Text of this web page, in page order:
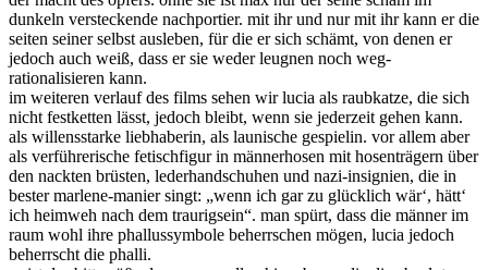
dunkeln versteckende nachportier. mit ihr und nur mit ihr kann er die
seiten seiner selbst ausleben, für die er sich schämt, von denen er
jedoch auch weiß, dass er sie weder leugnen noch weg-
rationalisieren kann.
im weiteren verlauf des films sehen wir lucia als raubkatze, die sich
nicht festketten lässt, jedoch bleibt, wenn sie jederzeit gehen kann.
als willensstarke liebhaberin, als launische gespielin. vor allem aber
als verführerische fetischfigur in männerhosen mit hosenträgern über
den nackten brüsten, lederhandschuhen und nazi-insignien, die in
bester marlene-manier singt: „wenn ich gar zu glücklich wär‘, hätt‘
ich heimweh nach dem traurigsein“. man spürt, dass die männer im
raum wohl ihre phallussymbole beherrschen mögen, lucia jedoch
beherrscht die phalli.